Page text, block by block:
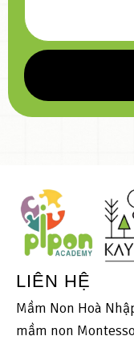
LIÊN HỆ
Mầm Non Hoà
mầm non